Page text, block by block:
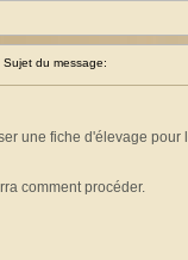
Sujet du message:
une fiche d'élevage pour
comment procéder.